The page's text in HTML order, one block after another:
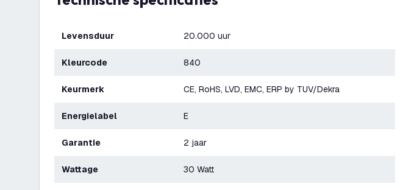
Levensduur 20.000 uur
Kleurcode 840
Keurmerk CE, RoHS, LVD, EMC, ERP by TUV/Dekra
Energielabel E
Garantie 2 jaar
Wattage 30 Watt